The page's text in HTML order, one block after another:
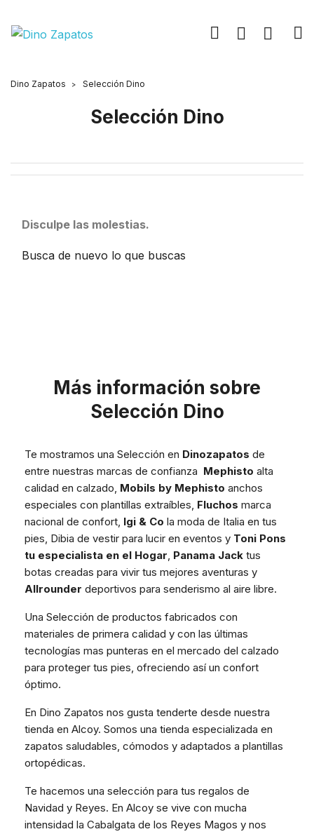
Dino Zapatos Selección Dino
Selección Dino
Disculpe las molestias.
Busca de nuevo lo que buscas
Más información sobre
Selección Dino
Te mostramos una Selección en Dinozapatos de
entre nuestras marcas de confianza Mephisto alta
calidad en calzado, Mobils by Mephisto anchos
especiales con plantillas extraíbles, Fluchos marca
nacional de confort, Igi & Co la moda de Italia en tus
pies, Dibia de vestir para lucir en eventos y Toni Pons
tu especialista en el Hogar, Panama Jack tus
botas creadas para vivir tus mejores aventuras y
Allrounder deportivos para senderismo al aire libre.
Una Selección de productos fabricados con
materiales de primera calidad y con las últimas
tecnologías mas punteras en el mercado del calzado
para proteger tus pies, ofreciendo así un confort
óptimo.
En Dino Zapatos nos gusta tenderte desde nuestra
tienda en Alcoy. Somos una tienda especializada en
zapatos saludables, cómodos y adaptados a plantillas
ortopédicas.
Te hacemos una selección para tus regalos de
Navidad y Reyes. En Alcoy se vive con mucha
intensidad la Cabalgata de los Reyes Magos y nos